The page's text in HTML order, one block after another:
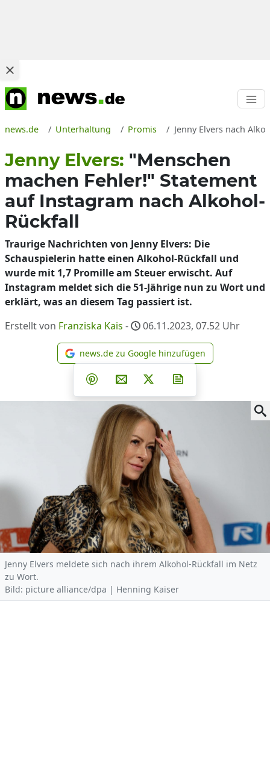
news.de Unterhaltung Promis Jenny Elvers nach
Jenny Elvers: "Menschen
machen Fehler!" Statement
auf Instagram nach Alkohol-
Rückfall
Traurige Nachrichten von Jenny Elvers: Die
Schauspielerin hatte einen Alkohol-Rückfall und
wurde mit 1,7 Promille am Steuer erwischt. Auf
Instagram meldet sich die 51-Jährige nun zu Wort und
erklärt, was an diesem Tag passiert ist.
Erstellt von Franziska Kais - 06.11.2023, 07.52 Uhr
news.de zu Google
news.de zu Google hinzufügen
Teilen auf Facebook
Teilen auf Whatsapp
Teilen auf Telegram
Teilen auf Pinterest
Per E-Mail teilen
Post auf X
Jenny Elvers meldete sich nach ihrem Alkohol-Rückfall im Netz
zu Wort.
Bild: picture alliance/dpa | Henning Kaiser